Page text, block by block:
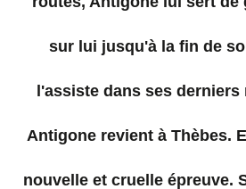
sur lui jusqu'à la fin de
l'assiste dans ses
Antigone revient à Thèbes.
nouvelle et cruelle épreuve.